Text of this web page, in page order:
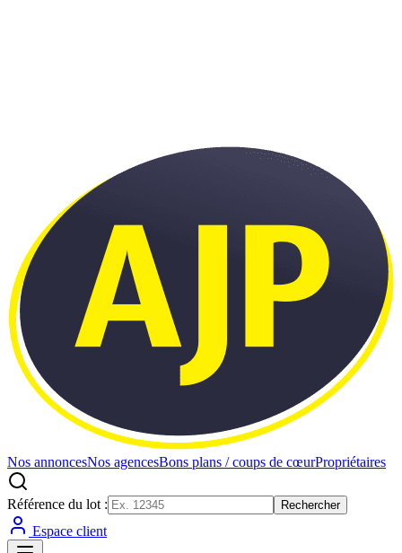
Nos annoncesNos agencesBons plans / coups de cœurPropriétaires
Référence du lot : Rechercher
Espace client